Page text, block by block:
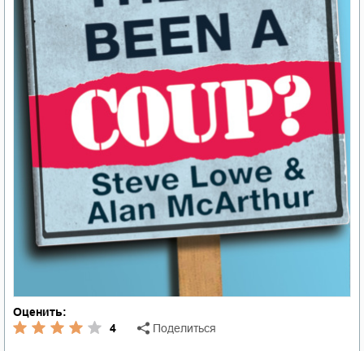
Оценить:
4
Поделиться